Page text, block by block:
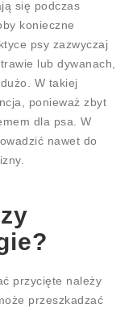
się podczas
konieczne
psy zazwyczaj
lub dywanach,
W takiej
ponieważ zbyt
dla psa. W
nawet do
przycięte należy
przeszkadzać